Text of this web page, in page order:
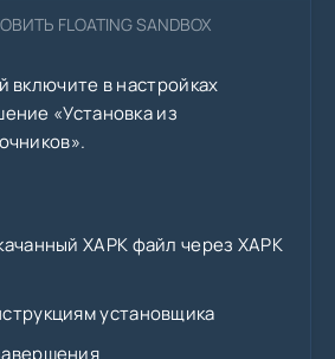
FLOATING SANDBOX
включите в настройках
«Установка из
XAPK файл через XAPK
установщика